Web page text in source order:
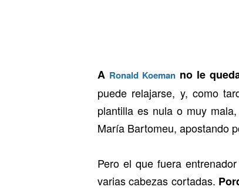
A Ronald Koemanno le
puede relajarse, y, como
plantilla es nula o muy
María Bartomeu, apostando
Pero el que fuera
varias cabezas cortadas.